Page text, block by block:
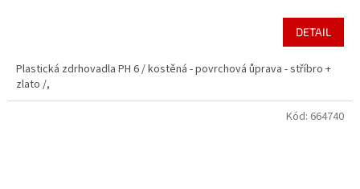
DETAIL
Plastická zdrhovadla PH 6 / kostěná - povrchová ůprava - stříbro +
zlato /,
Kód: 664740